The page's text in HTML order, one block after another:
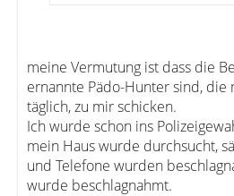
meine Vermutung ist dass die
ernannte Pädo-Hunter sind, die
täglich, zu mir schicken.
Ich wurde schon ins
mein Haus wurde durchsucht,
und Telefone wurden
wurde beschlagnahmt.